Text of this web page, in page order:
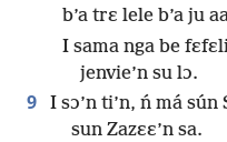
b’a trɛ lele b’a ju
I sama nga be
jenvie’n su lɔ.
9
I sɔ’n ti’n, ń má
sun Zazɛɛ’n sa.